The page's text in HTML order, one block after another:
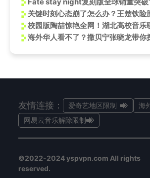
友情连接： 爱奇艺地区限制
海
网易云音乐解除限制
©2022-2024 yspvpn.com All rights
reserved.